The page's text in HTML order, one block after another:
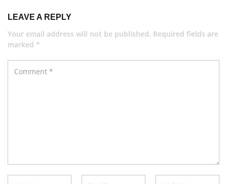
LEAVE A REPLY
Your email address will not be published. Required fields are
marked *